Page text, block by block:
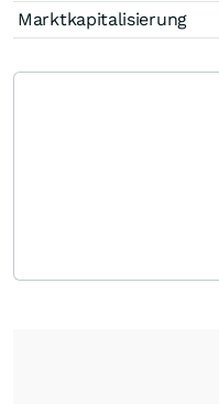
Marktkapitalisierung